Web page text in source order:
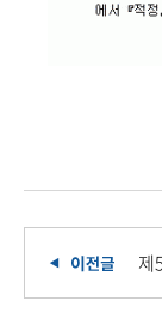
제